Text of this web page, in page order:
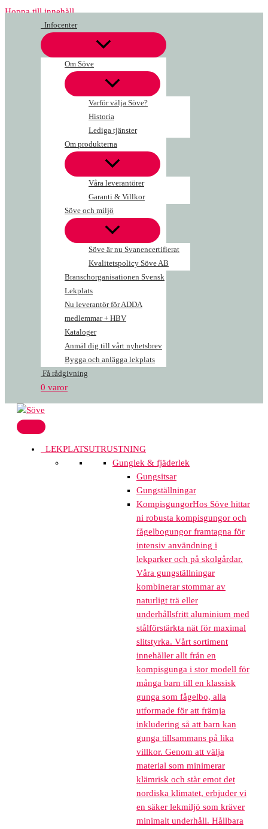
Hoppa till innehåll
Infocenter
Om Söve
Varför välja Söve?
Historia
Lediga tjänster
Om produkterna
Våra leverantörer
Garanti & Villkor
Söve och miljö
Söve är nu Svanencertifierat
Kvalitetspolicy Söve AB
Branschorganisationen Svensk
Lekplats
Nu leverantör för ADDA
medlemmar + HBV
Kataloger
Anmäl dig till vårt nyhetsbrev
Bygga och anlägga lekplats
Få rådgivning
0 varor
LEKPLATSUTRUSTNING
Gunglek & fjäderlek
Gungsitsar
Gungställningar
KompisgungorHos Söve hittar
ni robusta kompisgungor och
fågelbogungor framtagna för
intensiv användning i
lekparker och på skolgårdar.
Våra gungställningar
kombinerar stommar av
naturligt trä eller
underhållsfritt aluminium med
stålförstärkta nät för maximal
slitstyrka. Vårt sortiment
innehåller allt från en
kompisgunga i stor modell för
många barn till en klassisk
gunga som fågelbo, alla
utformade för att främja
inkludering så att barn kan
gunga tillsammans på lika
villkor. Genom att välja
material som minimerar
klämrisk och står emot det
nordiska klimatet, erbjuder vi
en säker lekmiljö som kräver
minimalt underhåll. Hållbara